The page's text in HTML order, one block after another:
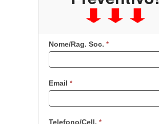
Nome/Rag. Soc. *
Email *
Telefono/Cell. *
Se
sei
un
umano,
questo
campo